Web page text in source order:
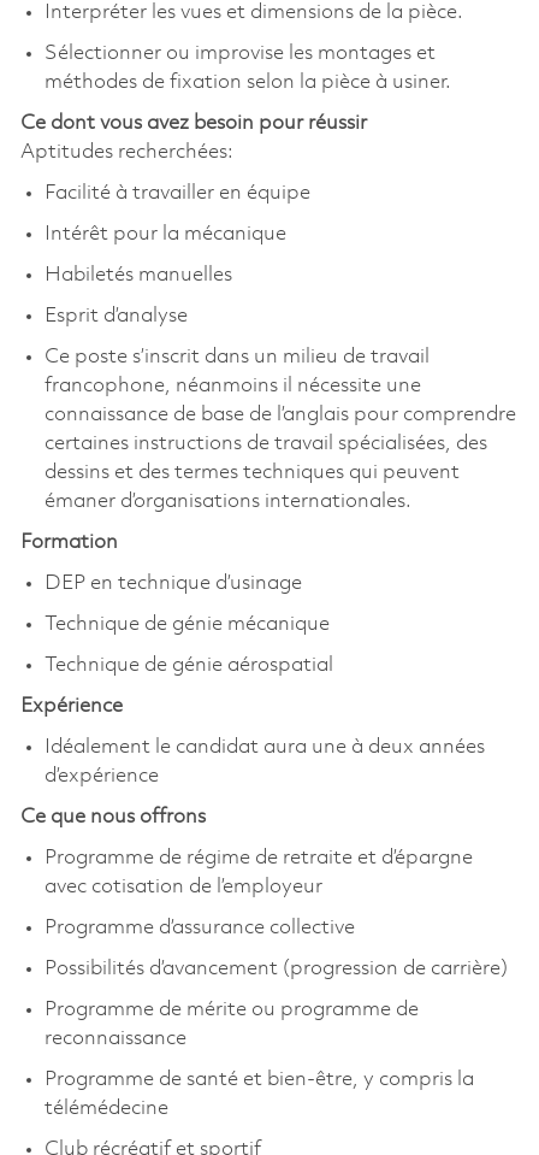
Interpréter les vues et dimensions de la pièce.
Sélectionner ou improvise les montages et
méthodes de fixation selon la pièce à usiner.
Ce dont vous avez besoin pour réussir
Aptitudes recherchées:
Facilité à travailler en équipe
Intérêt pour la mécanique
Habiletés manuelles
Esprit d’analyse
Ce poste s’inscrit dans un milieu de travail
francophone, néanmoins il nécessite une
connaissance de base de l’anglais pour comprendre
certaines instructions de travail spécialisées, des
dessins et des termes techniques qui peuvent
émaner d’organisations internationales.
Formation
DEP en technique d’usinage
Technique de génie mécanique
Technique de génie aérospatial
Expérience
Idéalement le candidat aura une à deux années
d’expérience
Ce que nous offrons
Programme de régime de retraite et d’épargne
avec cotisation de l’employeur
Programme d’assurance collective
Possibilités d’avancement (progression de carrière)
Programme de mérite ou programme de
reconnaissance
Programme de santé et bien-être, y compris la
télémédecine
Club récréatif et sportif